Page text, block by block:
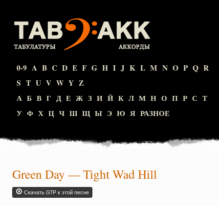
0-9 A B C D E F G H I J K L M N O P Q R
S T U V W Y Z
А Б В Г Д Е Ж З И Й К Л М Н О П Р С Т
У Ф Х Ц Ч Ш Щ Ы Э Ю Я РАЗНОЕ
Green Day —Tight Wad Hill
Скачать GTP к этой песне